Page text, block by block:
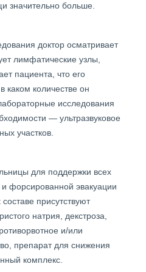
значительно больше.
доктор осматривает
лимфатические узлы,
пациента, что его
каком количестве он
исследования
— ультразвуковое
участков.
для поддержки всех
форсированной эвакуации
присутствуют
натрия, декстроза,
и/или
препарат для снижения
комплекс.